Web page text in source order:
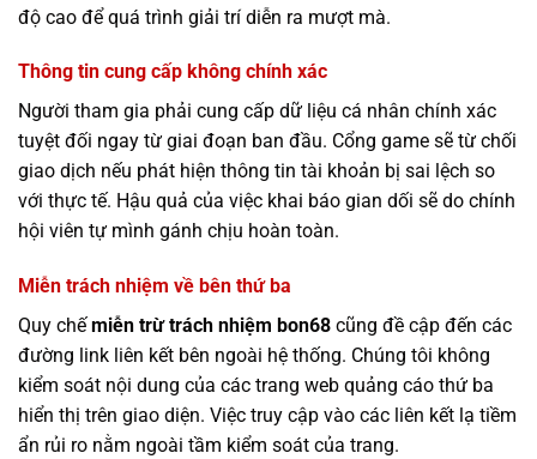
độ cao để quá trình giải trí diễn ra mượt mà.
Thông tin cung cấp không chính xác
Người tham gia phải cung cấp dữ liệu cá nhân chính xác
tuyệt đối ngay từ giai đoạn ban đầu. Cổng game sẽ từ chối
giao dịch nếu phát hiện thông tin tài khoản bị sai lệch so
với thực tế. Hậu quả của việc khai báo gian dối sẽ do chính
hội viên tự mình gánh chịu hoàn toàn.
Miễn trách nhiệm về bên thứ ba
Quy chếmiễn trừ trách nhiệm bon68 cũng đề cập đến các
đường link liên kết bên ngoài hệ thống. Chúng tôi không
kiểm soát nội dung của các trang web quảng cáo thứ ba
hiển thị trên giao diện. Việc truy cập vào các liên kết lạ tiềm
ẩn rủi ro nằm ngoài tầm kiểm soát của trang.